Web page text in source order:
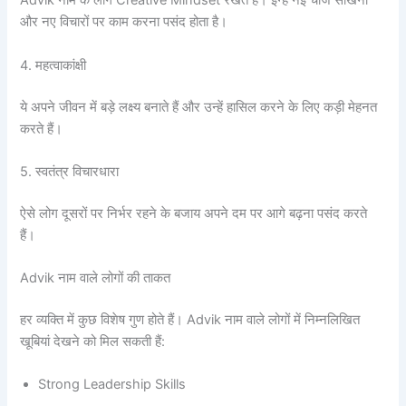
और नए विचारों पर काम करना पसंद होता है।
4. महत्वाकांक्षी
ये अपने जीवन में बड़े लक्ष्य बनाते हैं और उन्हें हासिल करने के लिए कड़ी मेहनत
करते हैं।
5. स्वतंत्र विचारधारा
ऐसे लोग दूसरों पर निर्भर रहने के बजाय अपने दम पर आगे बढ़ना पसंद करते
हैं।
Advik नाम वाले लोगों की ताकत
हर व्यक्ति में कुछ विशेष गुण होते हैं। Advik नाम वाले लोगों में निम्नलिखित
खूबियां देखने को मिल सकती हैं:
Strong Leadership Skills